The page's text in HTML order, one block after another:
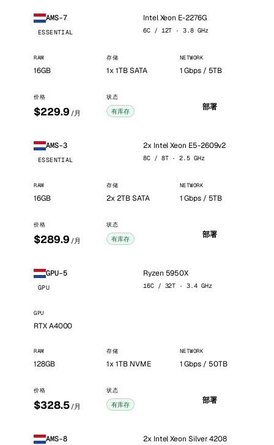
AMS-7
ESSENTIAL
Intel Xeon E-2276G
6C / 12T · 3.8 GHz
RAM
16GB
存储
1x 1TB SATA
NETWORK
1 Gbps / 5TB
价格
$229.9 /月
状态
有库存 部署
AMS-3
ESSENTIAL
2x Intel Xeon E5-2609v2
8C / 8T · 2.5 GHz
RAM
16GB
存储
2x 2TB SATA
NETWORK
1 Gbps / 5TB
价格
$289.9 /月
状态
有库存 部署
GPU-5
GPU
Ryzen 5950X
16C / 32T · 3.4 GHz
GPU
RTX A4000
RAM
128GB
存储
1x 1TB NVME
NETWORK
1 Gbps / 50TB
价格
$328.5 /月
状态
有库存 部署
AMS-8 2x Intel Xeon Silver 4208